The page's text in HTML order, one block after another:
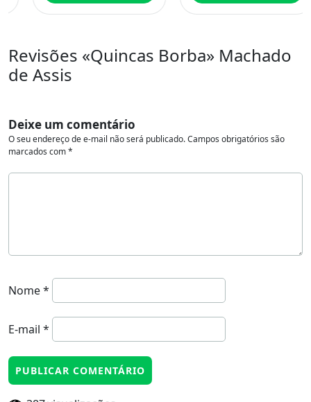
Revisões «Quincas Borba» Machado
de Assis
Deixe um comentário
O seu endereço de e-mail não será publicado.Campos obrigatórios são
marcados com*
Nome*
E-mail *